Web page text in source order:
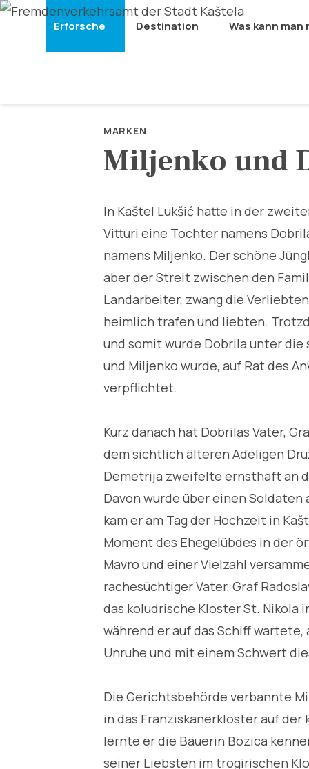
Erforsche Destination Was kann man
MARKEN
Miljenko und
In Kaštel Lukšić hatte in der
Vitturi eine Tochter namens
namens Miljenko. Der schöne
aber der Streit zwischen den
Landarbeiter, zwang die
heimlich trafen und liebten.
und somit wurde Dobrila unter
und Miljenko wurde, auf Rat des
verpflichtet.
Kurz danach hat Dobrilas Vater,
dem sichtlich älteren Adeligen
Demetrija zweifelte ernsthaft an
Davon wurde über einen
kam er am Tag der Hochzeit in
Moment des Ehegelübdes in der
Mavro und einer Vielzahl
rachesüchtiger Vater, Graf
das koludrische Kloster St. Nikola
während er auf das Schiff wartete,
Unruhe und mit einem Schwert
Die Gerichtsbehörde verbannte
in das Franziskanerkloster auf der
lernte er die Bäuerin Bozica
seiner Liebsten im trogirischen